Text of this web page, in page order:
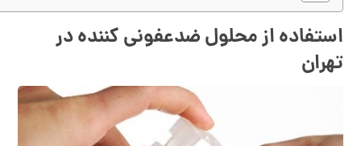
استفاده از محلول ضدعفونی کننده در
تهران